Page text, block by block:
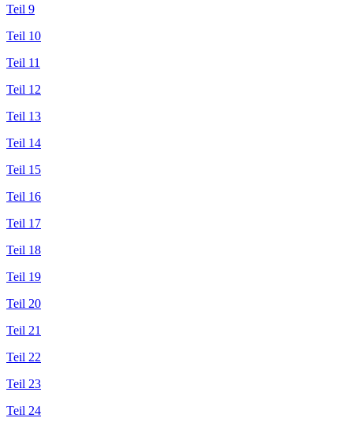
Teil 9
Teil 10
Teil 11
Teil 12
Teil 13
Teil 14
Teil 15
Teil 16
Teil 17
Teil 18
Teil 19
Teil 20
Teil 21
Teil 22
Teil 23
Teil 24